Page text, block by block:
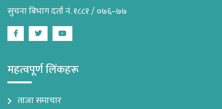
सुचना बिभाग दर्ता नं. १८८१ / ०७६–७७
FacebookTwitterYoutube
महत्वपूर्ण लिंकहरू
ताजा समाचार